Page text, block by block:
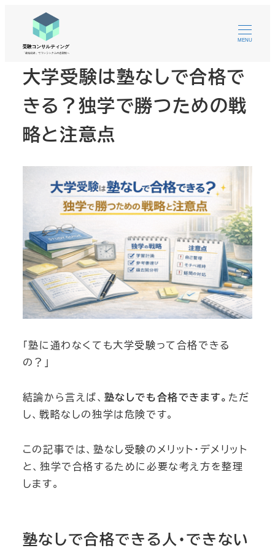
MENU
大学受験は塾なしで合格で
きる？独学で勝つための戦
略と注意点
「塾に通わなくても大学受験って合格できる
の？」
結論から言えば、 塾なしでも合格できます。 ただ
し、戦略なしの独学は危険です。
この記事では、塾なし受験のメリット・デメリット
と、独学で合格するために必要な考え方を整理
します。
塾なしで合格できる人・できない